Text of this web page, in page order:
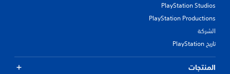
PlayStation Studios
PlayStation Productions
الشركة
تاريخ PlayStation
المنتجات